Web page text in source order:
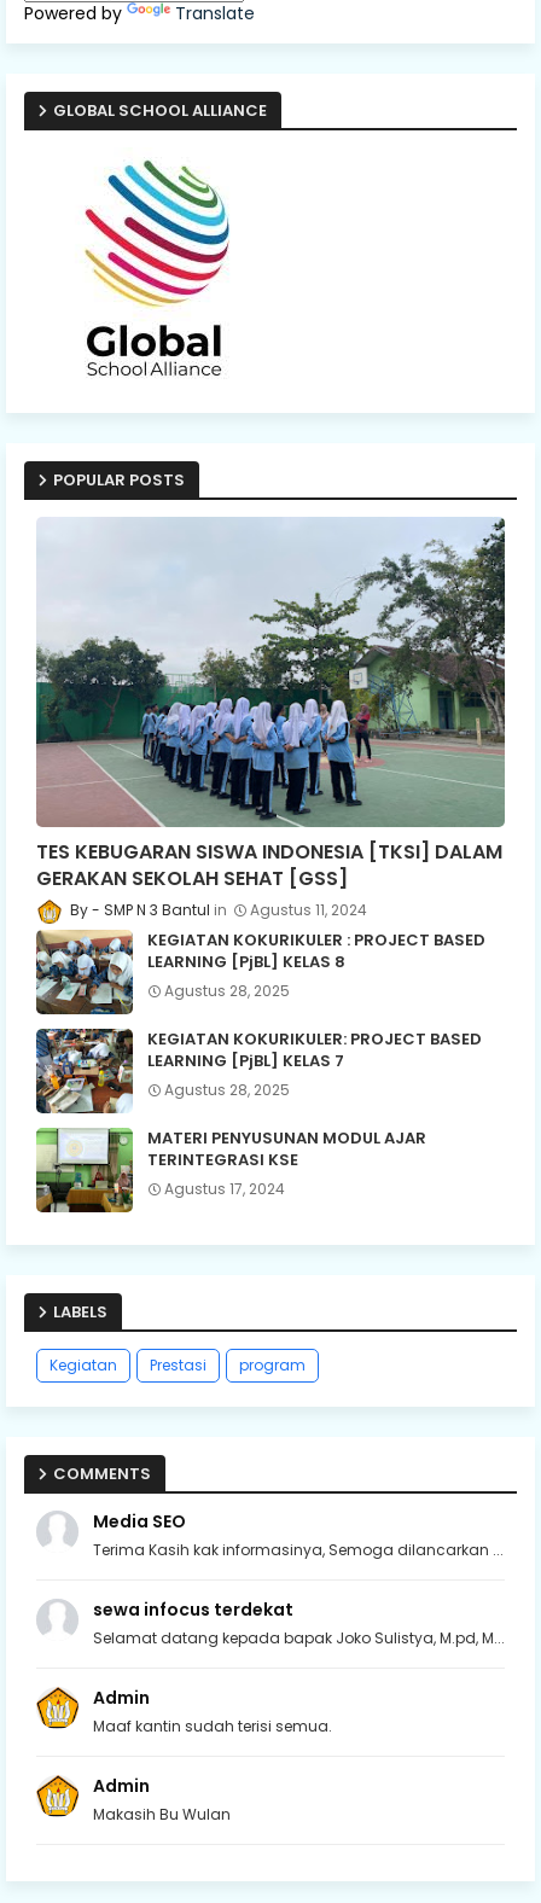
Powered by Translate
GLOBAL SCHOOL ALLIANCE
POPULAR POSTS
TES KEBUGARAN SISWA INDONESIA [TKSI] DALAM
GERAKAN SEKOLAH SEHAT [GSS]
SMP N 3 Bantul Agustus 11, 2024
KEGIATAN KOKURIKULER : PROJECT BASED
LEARNING [PjBL] KELAS 8
Agustus 28, 2025
KEGIATAN KOKURIKULER: PROJECT BASED
LEARNING [PjBL] KELAS 7
Agustus 28, 2025
MATERI PENYUSUNAN MODUL AJAR
TERINTEGRASI KSE
Agustus 17, 2024
LABELS
Kegiatan Prestasi program
COMMENTS
Media SEO
Terima Kasih kak informasinya, Semoga dilancarkan ...
sewa infocus terdekat
Selamat datang kepada bapak Joko Sulistya, M.pd, M...
Admin
Maaf kantin sudah terisi semua.
Admin
Makasih Bu Wulan